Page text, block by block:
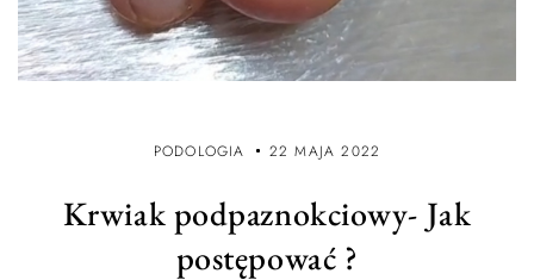
PODOLOGIA 22 MAJA 2022
Krwiak podpaznokciowy- Jak
postępować ?